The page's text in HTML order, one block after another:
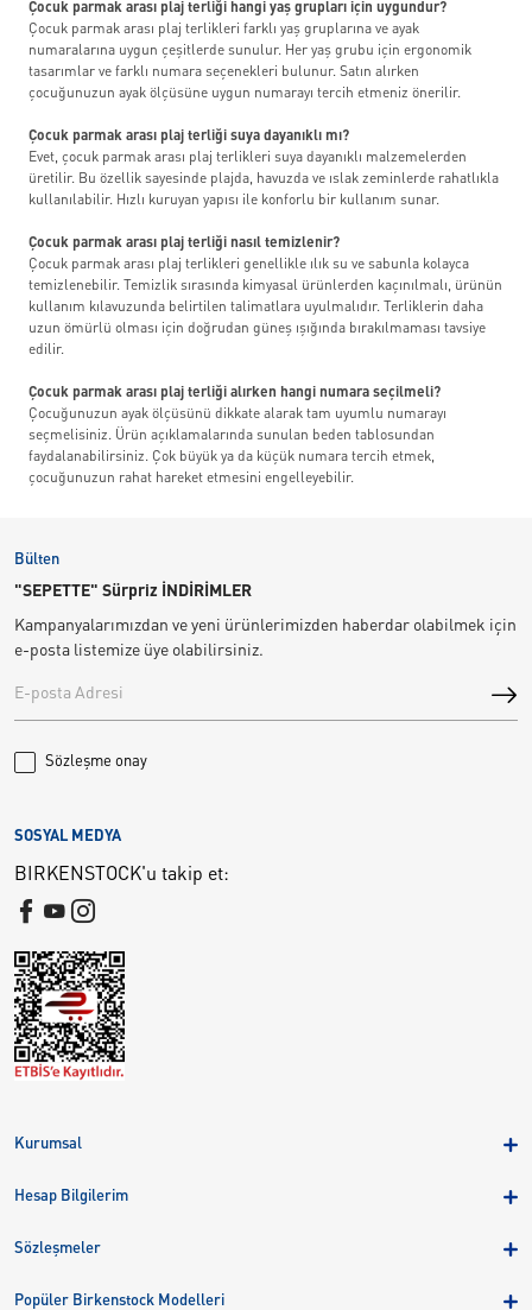
Çocuk parmak arası plaj terliği hangi yaş grupları için uygundur?
Çocuk parmak arası plaj terlikleri farklı yaş gruplarına ve ayak
numaralarına uygun çeşitlerde sunulur. Her yaş grubu için ergonomik
tasarımlar ve farklı numara seçenekleri bulunur. Satın alırken
çocuğunuzun ayak ölçüsüne uygun numarayı tercih etmeniz önerilir.
Çocuk parmak arası plaj terliği suya dayanıklı mı?
Evet, çocuk parmak arası plaj terlikleri suya dayanıklı malzemelerden
üretilir. Bu özellik sayesinde plajda, havuzda ve ıslak zeminlerde rahatlıkla
kullanılabilir. Hızlı kuruyan yapısı ile konforlu bir kullanım sunar.
Çocuk parmak arası plaj terliği nasıl temizlenir?
Çocuk parmak arası plaj terlikleri genellikle ılık su ve sabunla kolayca
temizlenebilir. Temizlik sırasında kimyasal ürünlerden kaçınılmalı, ürünün
kullanım kılavuzunda belirtilen talimatlara uyulmalıdır. Terliklerin daha
uzun ömürlü olması için doğrudan güneş ışığında bırakılmaması tavsiye
edilir.
Çocuk parmak arası plaj terliği alırken hangi numara seçilmeli?
Çocuğunuzun ayak ölçüsünü dikkate alarak tam uyumlu numarayı
seçmelisiniz. Ürün açıklamalarında sunulan beden tablosundan
faydalanabilirsiniz. Çok büyük ya da küçük numara tercih etmek,
çocuğunuzun rahat hareket etmesini engelleyebilir.
Bülten
"SEPETTE" Sürpriz İNDİRİMLER
Kampanyalarımızdan ve yeni ürünlerimizden haberdar olabilmek için
e-posta listemize üye olabilirsiniz.
Sözleşme onay
Kurumsal
Birkenstock Group
Hesap Bilgilerim
Sipariş Takibi
Sözleşmeler
Popüler Birkenstock Modelleri
SOSYAL MEDYA
BIRKENSTOCK'u takip et: